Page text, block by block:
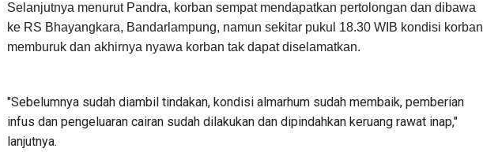
Selanjutnya menurut Pandra, korban sempat mendapatkan pertolongan dan dibawa
ke RS Bhayangkara, Bandarlampung, namun sekitar pukul 18.30 WIB kondisi korban
memburuk dan akhirnya nyawa korban tak dapat diselamatkan.
"Sebelumnya sudah diambil tindakan, kondisi almarhum sudah membaik, pemberian
infus dan pengeluaran cairan sudah dilakukan dan dipindahkan keruang rawat inap,"
lanjutnya.